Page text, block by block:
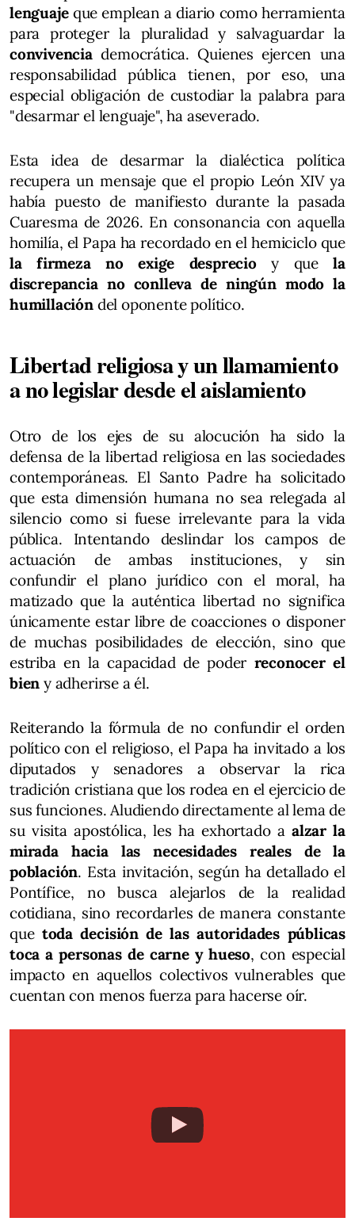
lenguaje que emplean a diario como herramienta
para proteger la pluralidad y salvaguardar la
convivenciademocrática. Quienes ejercen una
responsabilidad pública tienen, por eso, una
especial obligación de custodiar la palabra para
"desarmar el lenguaje", ha aseverado.
Esta idea de desarmar la dialéctica política
recupera un mensaje que el propio León XIV ya
había puesto de manifiesto durante la pasada
Cuaresma de 2026. En consonancia con aquella
homilía, el Papa ha recordado en el hemiciclo que
la firmeza no exige desprecioy quela
discrepancia no conlleva de ningún modo la
humillacióndel oponente político.
Libertad religiosa y un llamamiento
a no legislar desde el aislamiento
Otro de los ejes de su alocución ha sido la
defensa de la libertad religiosa en las sociedades
contemporáneas. El Santo Padre ha solicitado
que esta dimensión humana no sea relegada al
silencio como si fuese irrelevante para la vida
pública. Intentando deslindar los campos de
actuación de ambas instituciones, y sin
confundir el plano jurídico con el moral, ha
matizado que la auténtica libertad no significa
únicamente estar libre de coacciones o disponer
de muchas posibilidades de elección, sino que
estriba en la capacidad de poder reconocer el
bien y adherirse a él.
Reiterando la fórmula de no confundir el orden
político con el religioso, el Papa ha invitado a los
diputados y senadores a observar la rica
tradición cristiana que los rodea en el ejercicio de
sus funciones. Aludiendo directamente al lema de
su visita apostólica, les ha exhortado a alzar la
mirada hacia las necesidades reales de la
población. Esta invitación, según ha detallado el
Pontífice, no busca alejarlos de la realidad
cotidiana, sino recordarles de manera constante
quetoda decisión de las autoridades públicas
toca a personas de carne y hueso, con especial
impacto en aquellos colectivos vulnerables que
cuentan con menos fuerza para hacerse oír.